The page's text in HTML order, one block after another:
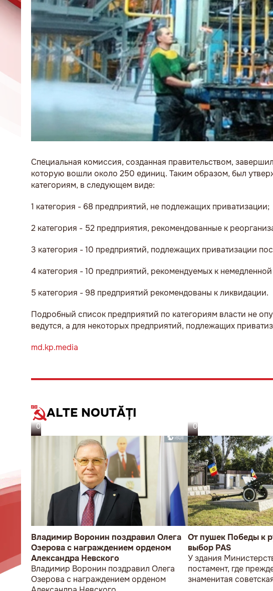
Специальная комиссия, созданная правительством,
которую вошли около 250 единиц. Таким образом, был
категориям, в следующем виде:
1 категория - 68 предприятий, не подлежащих приватизации;
2 категория - 52 предприятия, рекомендованные к
3 категория - 10 предприятий, подлежащих приватизации
4 категория - 10 предприятий, рекомендуемых к
5 категория - 98 предприятий рекомендованы к ликвидации.
Подробный список предприятий по категориям власти не
ведутся, а для некоторых предприятий, подлежащих
md.kp.media
ALTE NOUTĂȚI
07.08.26
Владимир Воронин поздравил Олега
Озерова с награждением орденом
Александра Невского
Владимир Воронин поздравил Олега
Озерова с награждением орденом
06.08.26
От пушек Победы к
выбор PAS
У здания
постамент, где
знаменитая